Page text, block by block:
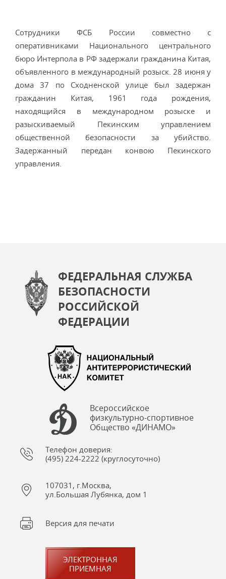
Сотрудники ФСБ России совместно с
оперативниками Национального центрального
бюро Интерпола в РФ задержали гражданина Китая,
объявленного в международный розыск. 28 июня у
дома 37 по Сходненской улице был задержан
гражданин Китая, 1961 года рождения,
находящийся в международном розыске и
разыскиваемый Пекинским управлением
общественной безопасности за убийство.
Задержанный передан конвою Пекинского
управления.
ФЕДЕРАЛЬНАЯ СЛУЖБА
БЕЗОПАСНОСТИ
РОССИЙСКОЙ
ФЕДЕРАЦИИ
Всероссийское
физкультурно-спортивное
Общество «ДИНАМО»
Телефон доверия:
(495) 224-2222 (круглосуточно)
107031, г.Москва,
ул.Большая Лубянка, дом 1
Версия для печати
ЭЛЕКТРОННАЯ
ПРИЕМНАЯ